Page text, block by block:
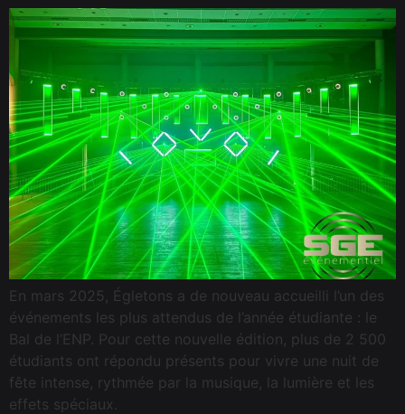
En mars 2025, Égletons a de nouveau accueilli l’un des
événements les plus attendus de l’année étudiante : le
Bal de l’ENP. Pour cette nouvelle édition, plus de 2 500
étudiants ont répondu présents pour vivre une nuit de
fête intense, rythmée par la musique, la lumière et les
effets spéciaux.